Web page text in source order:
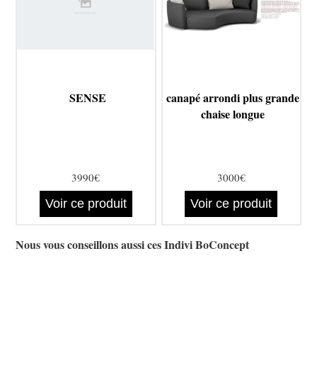
SENSE
3990€
Voir ce produit
canapé arrondi plus grande
chaise longue
3000€
Voir ce produit
Nous vous conseillons aussi ces Indivi BoConcept